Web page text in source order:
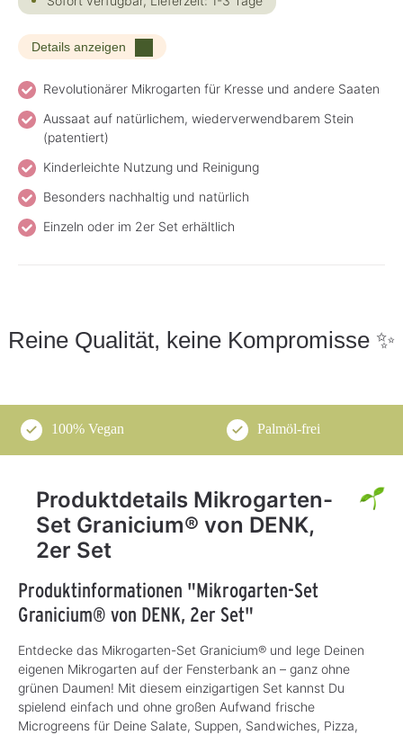
Details anzeigen
Revolutionärer Mikrogarten für Kresse und andere Saaten
Aussaat auf natürlichem, wiederverwendbarem Stein
(patentiert)
Kinderleichte Nutzung und Reinigung
Besonders nachhaltig und natürlich
Einzeln oder im 2er Set erhältlich
Reine Qualität, keine Kompromisse ✨
100% Vegan Palmöl-frei
Produktdetails Mikrogarten-
Set Granicium® von DENK,
2er Set
Produktinformationen "Mikrogarten-Set
Granicium® von DENK, 2er Set"
Entdecke das Mikrogarten-Set Granicium® und lege Deinen
eigenen Mikrogarten auf der Fensterbank an – ganz ohne
grünen Daumen! Mit diesem einzigartigen Set kannst Du
spielend einfach und ohne großen Aufwand frische
Microgreens für Deine Salate, Suppen, Sandwiches, Pizza,